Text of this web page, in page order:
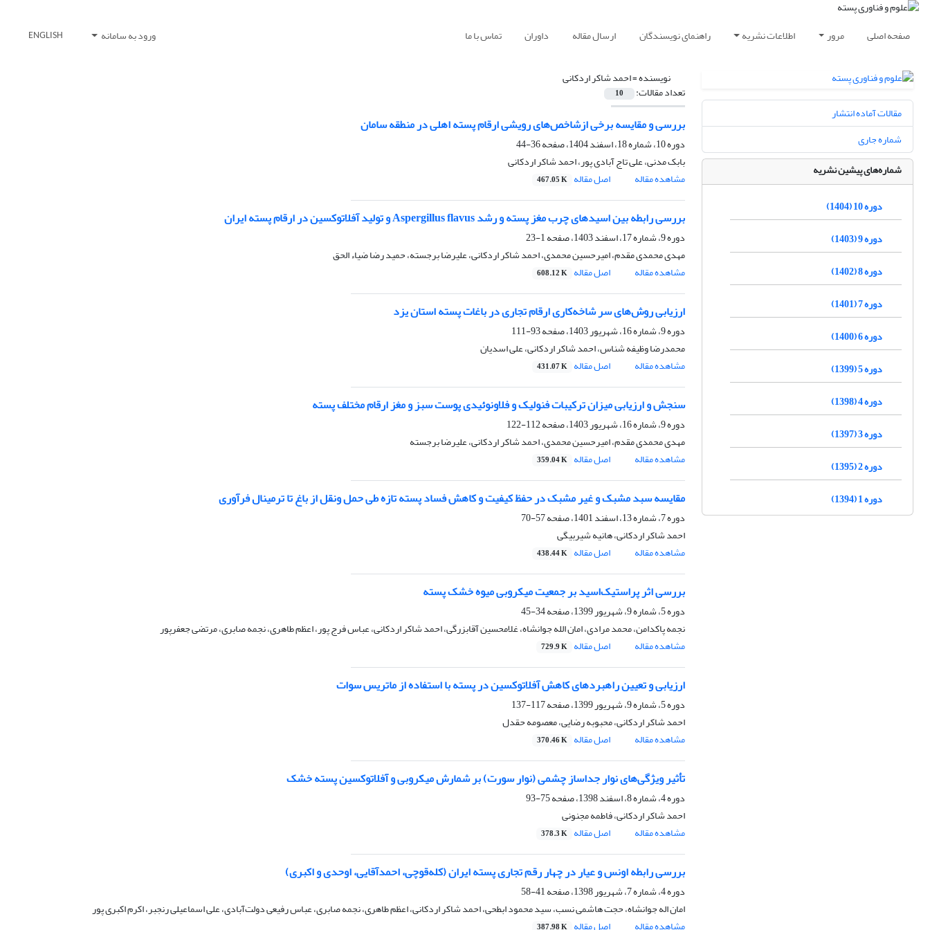
صفحه اصلی مرور اطلاعات نشریه راهنمای نویسندگان ارسال مقاله داوران تماس با ما ورود به سامانه ENGLISH
نویسنده =احمد شاکر اردکانی
تعداد مقالات: 10
بررسی و مقایسه برخی ازشاخص‌های رویشی ارقام پسته اهلی در منطقه سامان
دوره 10، شماره 18، اسفند 1404، صفحه
36-44
بابک مدنی، علی تاج آبادی پور، احمد شاکر اردکانی
مشاهده مقاله
اصل مقاله 467.05 K
بررسی رابطه بین اسیدهای چرب مغز پسته و رشد Aspergillus flavus و تولید آفلاتوکسین در ارقام پسته ایران
دوره 9، شماره 17، اسفند 1403، صفحه
1-23
مهدی محمدی مقدم، امیرحسین محمدی، احمد شاکر اردکانی، علیرضا برجسته، حمید رضا ضیاء الحق
مشاهده مقاله
اصل مقاله 608.12 K
ارزیابی روش‌های سر شاخه‌کاری ارقام تجاری در باغات پسته استان یزد
دوره 9، شماره 16، شهریور 1403، صفحه
93-111
محمدرضا وظیفه شناس، احمد شاکر اردکانی، علی اسدیان
مشاهده مقاله
اصل مقاله 431.07 K
سنجش و ارزیابی میزان ترکیبات فنولیک و فلاونوئیدی پوست سبز و مغز ارقام مختلف پسته
دوره 9، شماره 16، شهریور 1403، صفحه
112-122
مهدی محمدی مقدم، امیرحسین محمدی، احمد شاکر اردکانی، علیرضا برجسته
مشاهده مقاله
اصل مقاله 359.04 K
مقایسه سبد مشبک و غیر مشبک در حفظ کیفیت و کاهش فساد پسته تازه طی حمل ونقل از باغ تا ترمینال فرآوری
دوره 7، شماره 13، اسفند 1401، صفحه
57-70
احمد شاکر اردکانی، هانیه شیربیگی
مشاهده مقاله
اصل مقاله 438.44 K
بررسی اثر پراستیک‌اسید بر جمعیت میکروبی میوه خشک پسته
دوره 5، شماره 9، شهریور 1399، صفحه
34-45
نجمه پاکدامن، محمد مرادی، امان الله جوانشاه، غلامحسین آقابزرگی، احمد شاکر اردکانی، عباس فرج پور، اعظم طاهری، نجمه صابری، مرتضی جعفرپور
مشاهده مقاله
اصل مقاله 729.9 K
ارزیابی و تعیین راهبردهای کاهش آفلاتوکسین در پسته با استفاده از ماتریس سوات
دوره 5، شماره 9، شهریور 1399، صفحه
117-137
احمد شاکر اردکانی، محبوبه رضایی، معصومه حقدل
مشاهده مقاله
اصل مقاله 370.46 K
تأثیر ویژگی‌های نوار جداساز چشمی (نوار سورت) بر شمارش میکروبی و آفلاتوکسین پسته خشک
دوره 4، شماره 8، اسفند 1398، صفحه
75-93
احمد شاکر اردکانی، فاطمه مجنونی
مشاهده مقاله
اصل مقاله 378.3 K
بررسی رابطه اونس و عیار در چهار رقم تجاری پسته ایران (کله‌قوچی، احمد‌آقایی، اوحدی و اکبری)
دوره 4، شماره 7، شهریور 1398، صفحه
41-58
امان اله جوانشاه، حجت هاشمی نسب، سید محمود ابطحی، احمد شاکر اردکانی، اعظم طاهری، نجمه صابری، عباس رفیعی دولت‌آبادی، علی اسماعیلی رنجبر، اکرم اکبری پور
مقالات آماده انتشار
شماره جاری
شماره‌های پیشین نشریه
دوره 10 (1404)
دوره 9 (1403)
دوره 8 (1402)
دوره 7 (1401)
دوره 6 (1400)
دوره 5 (1399)
دوره 4 (1398)
دوره 3 (1397)
دوره 2 (1395)
دوره 1 (1394)